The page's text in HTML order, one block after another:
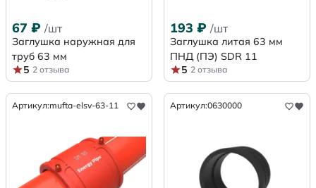
67 ₽ /шт
Заглушка наружная для
труб 63 мм
5 2 отзыва
193 ₽ /шт
Заглушка литая 63 мм
ПНД (ПЭ) SDR 11
5 2 отзыва
Артикул:mufta-elsv-63-11 Артикул:0630000